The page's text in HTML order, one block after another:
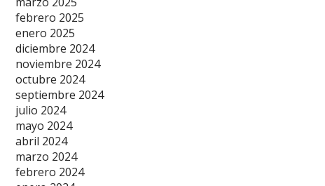
febrero 2025
enero 2025
diciembre 2024
noviembre 2024
octubre 2024
septiembre 2024
julio 2024
mayo 2024
abril 2024
marzo 2024
febrero 2024